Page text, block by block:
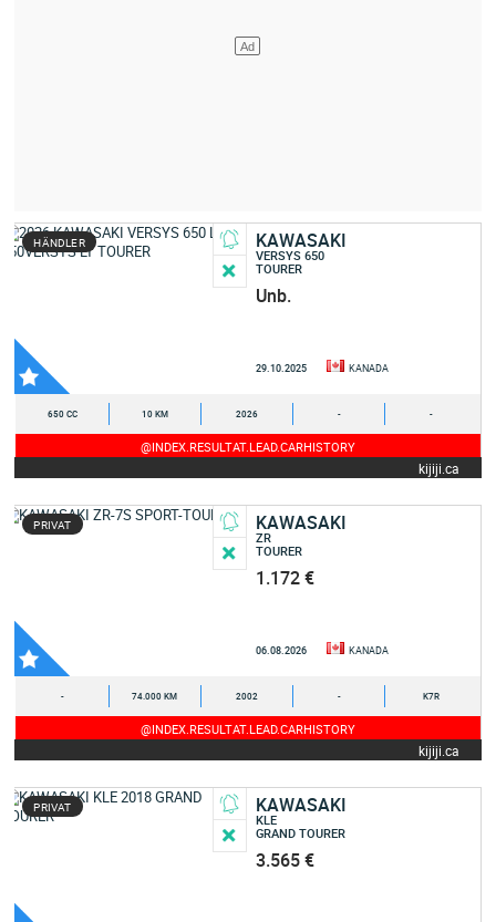
HÄNDLER KAWASAKI
VERSYS 650
TOURER
Unb.
29.10.2025 KANADA
650 CC 10 KM 2026 - -
@INDEX.RESULTAT.LEAD.CARHISTORY
kijiji.ca
PRIVAT KAWASAKI
ZR
TOURER
1.172 €
06.08.2026 KANADA
- 74.000 KM 2002 - K7R
@INDEX.RESULTAT.LEAD.CARHISTORY
kijiji.ca
PRIVAT KAWASAKI
KLE
GRAND TOURER
3.565 €